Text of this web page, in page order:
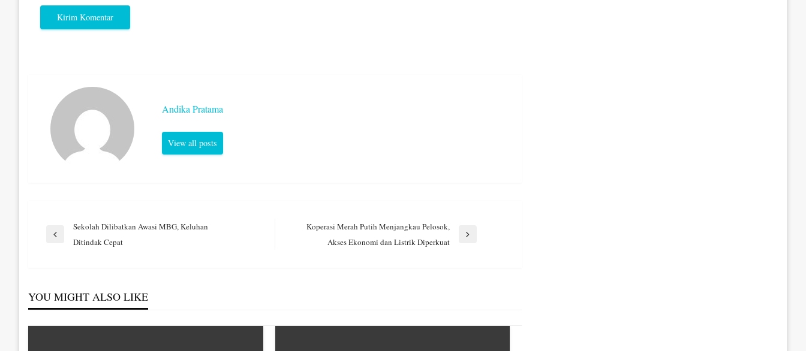
Andika Pratama
View all posts
Navigasi
Previous
Sekolah Dilibatkan Awasi MBG, Keluhan
Ditindak Cepat
Koperasi Merah Putih Menjangkau Pelosok,
Akses Ekonomi dan Listrik Diperkuat
YOU MIGHT ALSO LIKE